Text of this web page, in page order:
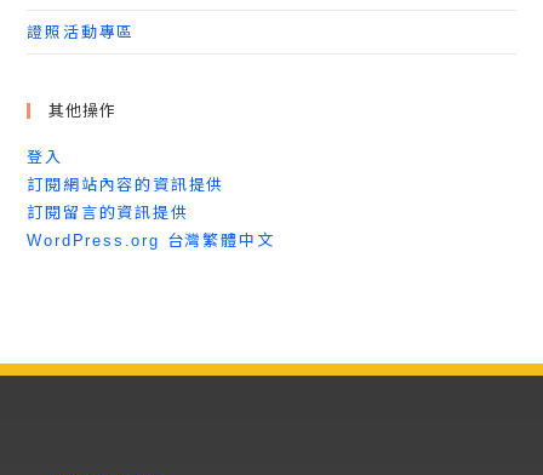
證照活動專區
其他操作
登入
訂閱網站內容的資訊提供
訂閱留言的資訊提供
WordPress.org 台灣繁體中文